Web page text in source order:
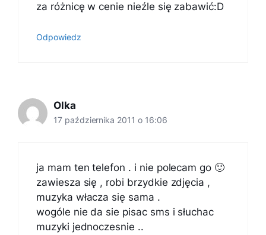
za różnicę w cenie nieźle się zabawić:D
Odpowiedz
Olka
17 października 2011 o 16:06
ja mam ten telefon . i nie polecam go 🙂
zawiesza się , robi brzydkie zdjęcia ,
muzyka włacza się sama .
wogóle nie da sie pisac sms i słuchac
muzyki jednoczesnie ..